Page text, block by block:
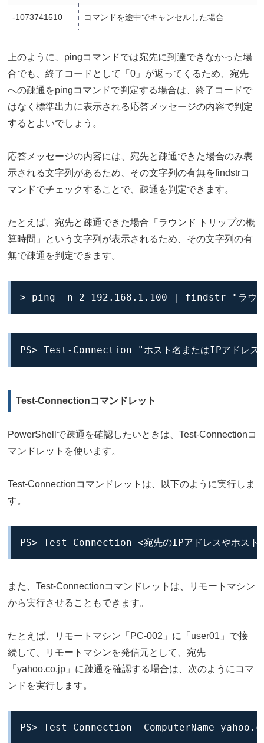
-1073741510 コマンドを途中でキャンセルした場合
上のように、pingコマンドでは宛先に到達できなかった場
合でも、終了コードとして「0」が返ってくるため、宛先
への疎通をpingコマンドで判定する場合は、終了コードで
はなく標準出力に表示される応答メッセージの内容で判定
するとよいでしょう。
応答メッセージの内容には、宛先と疎通できた場合のみ表
示される文字列があるため、その文字列の有無をfindstrコ
マンドでチェックすることで、疎通を判定できます。
たとえば、宛先と疎通できた場合「ラウンド トリップの概
算時間」という文字列が表示されるため、その文字列の有
無で疎通を判定できます。
> ping -n 2 192.168.1.100 | findstr "ラウンド
PS> Test-Connection "ホスト名またはIPアドレス
Test-Connectionコマンドレット
PowerShellで疎通を確認したいときは、Test-Connectionコ
マンドレットを使います。
Test-Connectionコマンドレットは、以下のように実行しま
す。
PS> Test-Connection <宛先のIPアドレスやホスト
また、Test-Connectionコマンドレットは、リモートマシン
から実行させることもできます。
たとえば、リモートマシン「PC-002」に「user01」で接
続して、リモートマシンを発信元として、宛先
「yahoo.co.jp」に疎通を確認する場合は、次のようにコマ
ンドを実行します。
PS> Test-Connection -ComputerName